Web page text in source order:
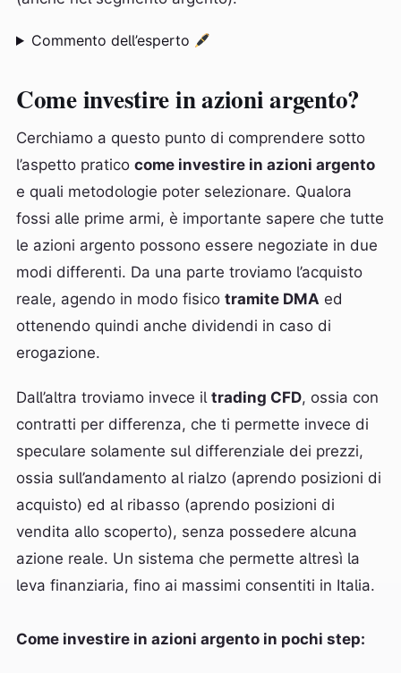
Commento dell’esperto
Come investire in azioni argento?
Cerchiamo a questo punto di comprendere sotto
l’aspetto pratico come investire in azioni argento
e quali metodologie poter selezionare. Qualora
fossi alle prime armi, è importante sapere che tutte
le azioni argento possono essere negoziate in due
modi differenti. Da una parte troviamo l’acquisto
reale, agendo in modo fisico tramite DMA ed
ottenendo quindi anche dividendi in caso di
erogazione.
Dall’altra troviamo invece il trading CFD, ossia con
contratti per differenza, che ti permette invece di
speculare solamente sul differenziale dei prezzi,
ossia sull’andamento al rialzo (aprendo posizioni di
acquisto) ed al ribasso (aprendo posizioni di
vendita allo scoperto), senza possedere alcuna
azione reale. Un sistema che permette altresì la
leva finanziaria, fino ai massimi consentiti in Italia.
Come investire in azioni argento in pochi step: